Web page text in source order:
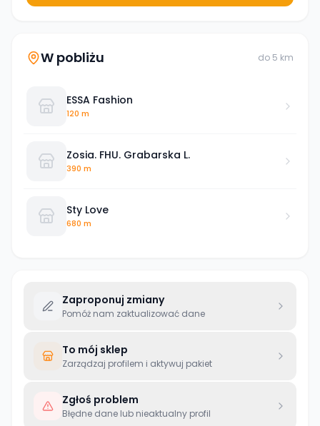
W pobliżu do 5 km
ESSA Fashion
120 m
Zosia. FHU. Grabarska L.
390 m
Sty Love
680 m
Zaproponuj zmiany
Pomóż nam zaktualizować dane
To mój sklep
Zarządzaj profilem i aktywuj pakiet
Zgłoś problem
Błędne dane lub nieaktualny profil